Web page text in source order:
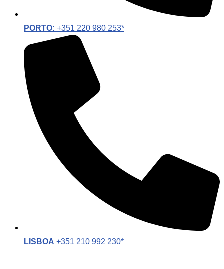
PORTO: +351 220 980 253*
LISBOA +351 210 992 230*